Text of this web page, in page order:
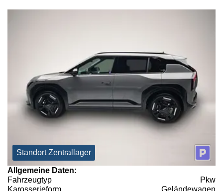
Standort Zentrallager
Allgemeine Daten:
Fahrzeugtyp
Pkw
Karosserieform
Geländewagen